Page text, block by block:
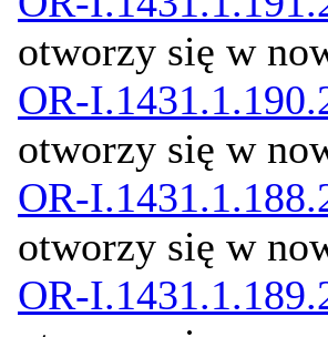
otworzy się w
OR-
otworzy się w
OR-
otworzy się w
OR-